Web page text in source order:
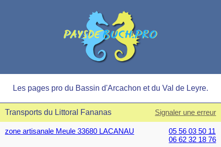
Les pages pro du Bassin d'Arcachon et du Val de Leyre.
Transports du Littoral Fananas Signaler une erreur
zone artisanale Meule 33680 LACANAU
05 56 03 50 11
06 62 32 18 76